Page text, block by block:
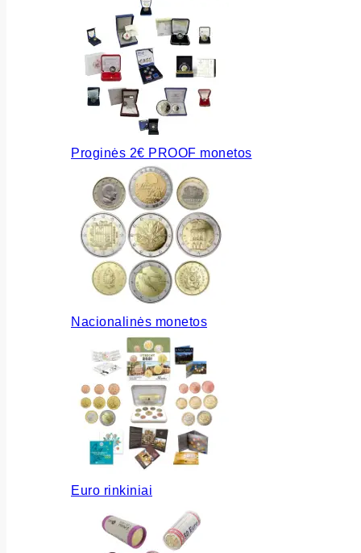
Proginės 2€ PROOF monetos
Nacionalinės monetos
Euro rinkiniai